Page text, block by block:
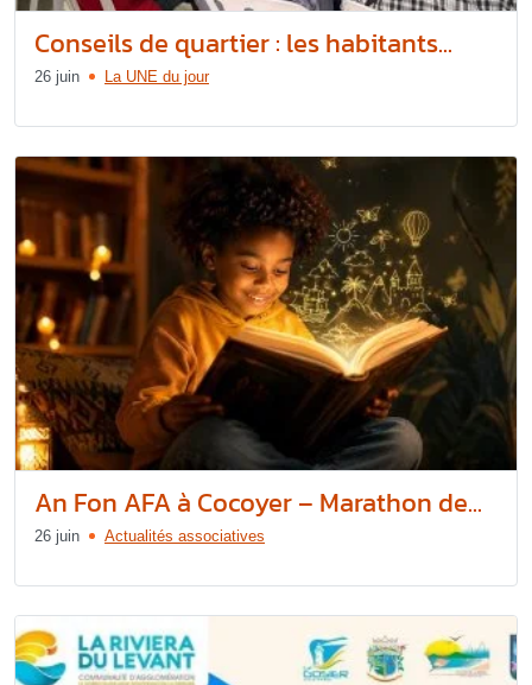
Conseils de quartier : les habitants...
26 juin La UNE du jour
An Fon AFA à Cocoyer – Marathon de...
26 juin Actualités associatives